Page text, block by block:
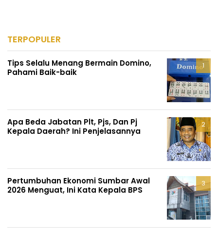
TERPOPULER
Tips Selalu Menang Bermain Domino,
Pahami Baik-baik
Apa Beda Jabatan Plt, Pjs, Dan Pj
Kepala Daerah? Ini Penjelasannya
Pertumbuhan Ekonomi Sumbar Awal
2026 Menguat, Ini Kata Kepala BPS